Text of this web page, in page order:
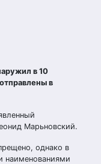
в 10
в
Марьновский.
однако в
наименованиями